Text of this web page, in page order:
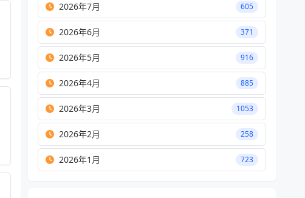
2026年7月 605
2026年6月 371
2026年5月 916
2026年4月 885
2026年3月 1053
2026年2月 258
2026年1月 723